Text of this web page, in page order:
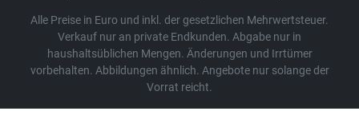
Alle Preise in Euro und inkl. der gesetzlichen Mehrwertsteuer.
Verkauf nur an private Endkunden. Abgabe nur in
haushaltsüblichen Mengen. Änderungen und Irrtümer
vorbehalten. Abbildungen ähnlich. Angebote nur solange der
Vorrat reicht.